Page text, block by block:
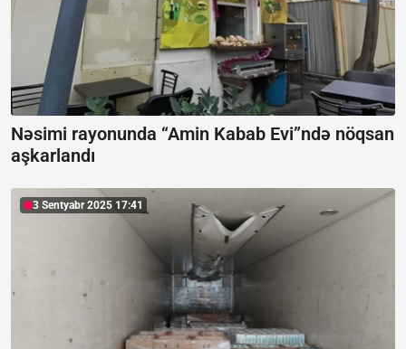
Nəsimi rayonunda “Amin Kabab Evi”ndə nöqsan
aşkarlandı
3 Sentyabr 2025 17:41